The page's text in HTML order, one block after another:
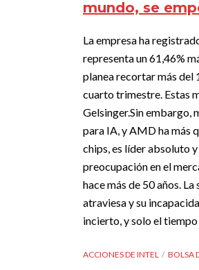
mundo, se
La empresa ha
representa un 61,46%
planea recortar más del
cuarto trimestre. Estas
Gelsinger.Sin embargo,
para IA, y AMD ha más
chips, es líder absoluto
preocupación en el
hace más de 50 años.
atraviesa y su
incierto, y solo el
ACCIONES DE INTEL BOLSA